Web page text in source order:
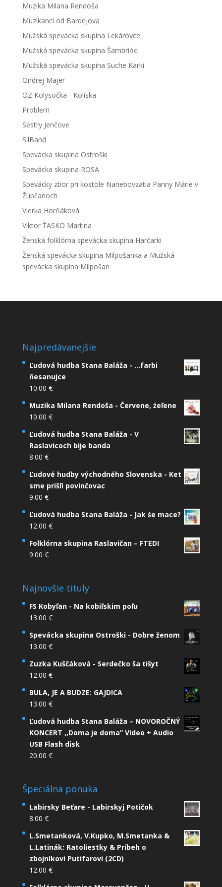
Muzika Milana Rendoša
Muzikanci od Bardejova
Mužská spevácka skupina Lekárovce
Mužská spevácka skupina Šambriňci
Mužská spevácka skupina Suche Karki
Ondrej Majer
OZ Kolysočka - Kolíska
Problem
Sestry Jenčove
SilBand
Spevácka skupina Ostroški
Spevácka skupina ROSA
Spevácky zbor pri kostole Nanebovzatia Panny Márie v
Župčanoch
Vierka Horňáková
Viktor ŤASKO Martina
Ženská folklórna spevácka skupina Harčarki
Ženská spevácka skupina Milpošanka a Mužská
spevácka skupina Milpošan
Najpredávanejšie
Ľudová hudba Stana Baláža - ...farbi
ňesanujce
10.00 €
Muzika Milana Rendoša - Červene, źeľene
10.00 €
Ľudová hudba Stana Baláža - V
Raslavicoch bije banda
8.00 €
Ľudové hudby východného Slovenska - Ket
sme prišľi povinčovac
9.00 €
Ľudová hudba Stana Baláža - Jak śe mace?
12.00 €
Folklórna skupina Raslavičan – FTEDI
9.00 €
Najnovšie tituly
FS Kobyľan - Na kobiľskim poľu
13.00 €
Spevácka skupina Ostroški - Dobre ženom
13.00 €
Zuzka Kuščáková - Serdečko ša tišyt
12.00 €
BULA, JE A BUDZE: GAJDICA
13.00 €
Ľudová hudba Stana Baláža – NOVOROČNÝ
KONCERT ,,Doma je doma” Video + Audio
USB Flash disk
20.00 €
Špeciálna ponuka
Labirsky Beťare - Labirskyj Potičok
8.00 €
L.Smetanková, V.Kupko, M.Smetanka &
L.Latinák: Ratoliestky & Príbeh o
zbojníkovi Putifarovi (2CD)
12.00 €